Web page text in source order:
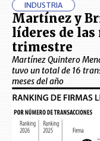
INDUSTRIA
Martínez y
líderes de las
trimestre
Martínez Quintero
tuvo un total de 16
meses del año